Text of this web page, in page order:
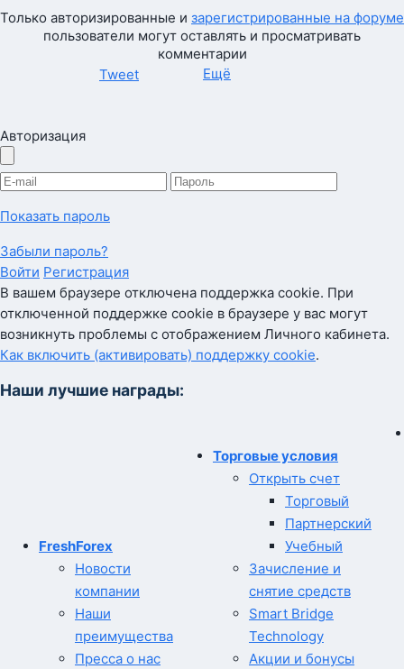
Только авторизированные и зарегистрированные на форуме
пользователи могут оставлять и просматривать
комментарии
Tweet
Ещё
Авторизация
Показать пароль
Забыли пароль?
Войти Регистрация
В вашем браузере отключена поддержка cookie. При
отключенной поддержке cookie в браузере у вас могут
возникнуть проблемы с отображением Личного кабинета.
Как включить (активировать) поддержку cookie.
Наши лучшие награды:
FreshForex
Новости
компании
Наши
преимущества
Пресса о нас
Торговые условия
Открыть счет
Торговый
Партнерский
Учебный
Зачисление и
снятие средств
Smart Bridge
Technology
Акции и бонусы